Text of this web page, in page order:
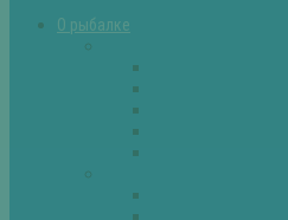
О рыбалке